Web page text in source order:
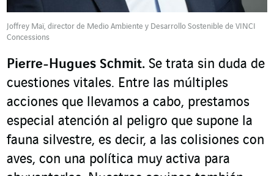
Joffrey Maï, director de Medio Ambiente y Desarrollo Sostenible de VINCI
Concessions
Pierre-Hugues Schmit. Se trata sin duda de
cuestiones vitales. Entre las múltiples
acciones que llevamos a cabo, prestamos
especial atención al peligro que supone la
fauna silvestre, es decir, a las colisiones con
aves, con una política muy activa para